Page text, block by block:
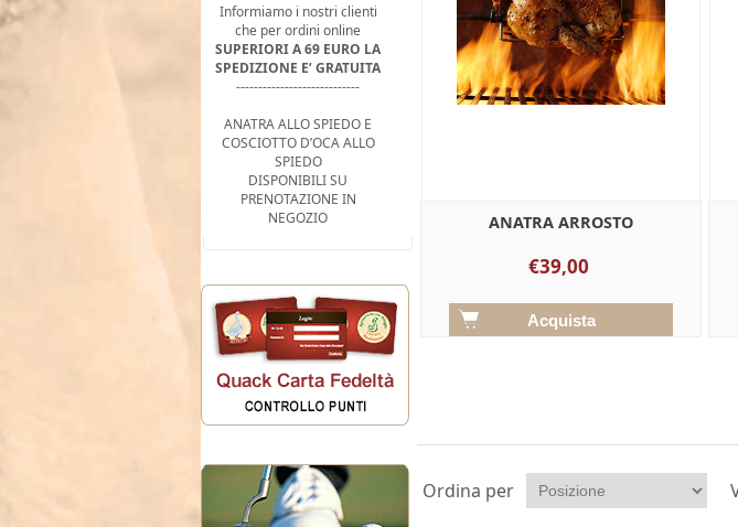
Informiamo i nostri clienti
che per ordini online
SUPERIORI A 69 EURO LA
SPEDIZIONE E’ GRATUITA
----------------------------
ANATRA ALLO SPIEDO E
COSCIOTTO D’OCA ALLO
SPIEDO
DISPONIBILI SU
PRENOTAZIONE IN
NEGOZIO
ANATRA ARROSTO
€39,00
Ordina per